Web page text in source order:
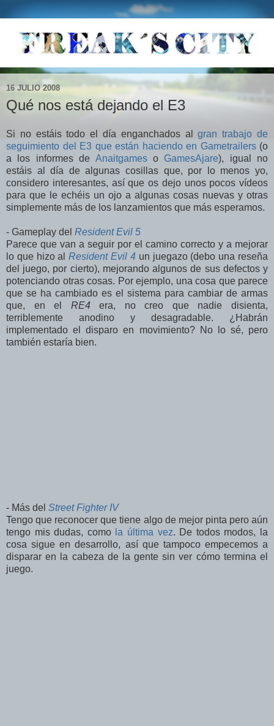
16 JULIO 2008
Qué nos está dejando el E3
Si no estáis todo el día enganchados algran trabajo de
seguimiento del E3 que están haciendo en Gametrailers(o
a los informes de Anaitgameso GamesAjare), igual no
estáis al día de algunas cosillas que, por lo menos yo,
considero interesantes, así que os dejo unos pocos vídeos
para que le echéis un ojo a algunas cosas nuevas y otras
simplemente más de los lanzamientos que más esperamos.
- Gameplay del Resident Evil 5
Parece que van a seguir por el camino correcto y a mejorar
lo que hizo alResident Evil 4un juegazo (debo una reseña
del juego, por cierto), mejorando algunos de sus defectos y
potenciando otras cosas. Por ejemplo, una cosa que parece
que se ha cambiado es el sistema para cambiar de armas
que, en el RE4era, no creo que nadie disienta,
terriblemente anodino y desagradable. ¿Habrán
implementado el disparo en movimiento? No lo sé, pero
también estaría bien.
- Más del Street Fighter IV
Tengo que reconocer que tiene algo de mejor pinta pero aún
tengo mis dudas, como la última vez. De todos modos, la
cosa sigue en desarrollo, así que tampoco empecemos a
disparar en la cabeza de la gente sin ver cómo termina el
juego.